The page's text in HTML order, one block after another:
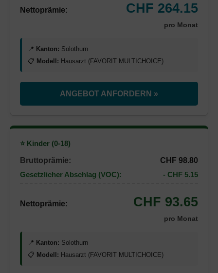
Nettoprämie: CHF 264.15
pro Monat
📍 Kanton: Solothurn
📋 Modell: Hausarzt (FAVORIT MULTICHOICE)
ANGEBOT ANFORDERN »
⭐ Kinder (0-18)
Bruttoprämie:
CHF 98.80
Gesetzlicher Abschlag (VOC):
- CHF 5.15
Nettoprämie: CHF 93.65
pro Monat
📍 Kanton: Solothurn
📋 Modell: Hausarzt (FAVORIT MULTICHOICE)